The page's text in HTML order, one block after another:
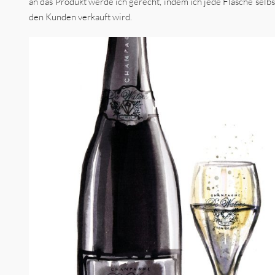
den Kunden verkauft wird.